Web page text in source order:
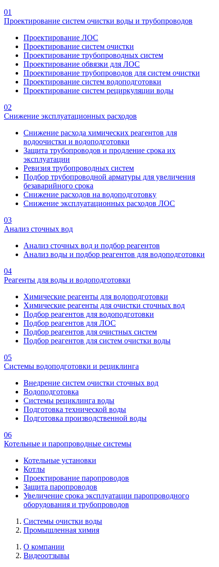
01
Проектирование систем очистки воды и трубопроводов
Проектирование ЛОС
Проектирование систем очистки
Проектирование трубопроводных систем
Проектирование обвязки для ЛОС
Проектирование трубопроводов для систем очистки
Проектирование систем водоподготовки
Проектирование систем рециркуляции воды
02
Снижение эксплуатационных расходов
Снижение расхода химических реагентов для
водоочистки и водоподготовки
Защита трубопроводов и продление срока их
эксплуатации
Ревизия трубопроводных систем
Подбор трубопроводной арматуры для увеличения
безаварийного срока
Снижение расходов на водоподготовку
Снижение эксплуатационных расходов ЛОС
03
Анализ сточных вод
Анализ сточных вод и подбор реагентов
Анализ воды и подбор реагентов для водоподготовки
04
Реагенты для воды и водоподготовки
Химические реагенты для водоподготовки
Химические реагенты для очистки сточных вод
Подбор реагентов для водоподготовки
Подбор реагентов для ЛОС
Подбор реагентов для очистных систем
Подбор реагентов для систем очистки воды
05
Системы водоподготовки и рециклинга
Внедрение систем очистки сточных вод
Водоподготовка
Системы рециклинга воды
Подготовка технической воды
Подготовка производственной воды
06
Котельные и паропроводные системы
Котельные установки
Котлы
Проектирование паропроводов
Защита паропроводов
Увеличение срока эксплуатации паропроводного
оборудования и трубопроводов
Системы очистки воды
Промышленная химия
О компании
Видеоотзывы